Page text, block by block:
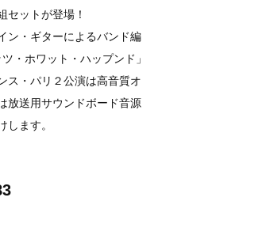
セットが登場！
ン・ギターによるバンド編
・ホワット・ハップンド」
ス・パリ２公演は高音質オ
放送用サウンドボード音源
ます。